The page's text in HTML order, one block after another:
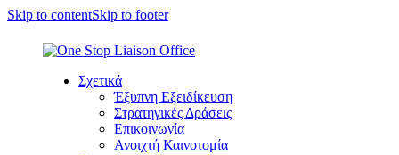
Skip to contentSkip to footer
Σχετικά
Έξυπνη Εξειδίκευση
Στρατηγικές Δράσεις
Επικοινωνία
Ανοιχτή Καινοτομία